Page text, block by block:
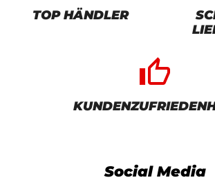
TOP HÄNDLER
thumb_up_alt
Social Media